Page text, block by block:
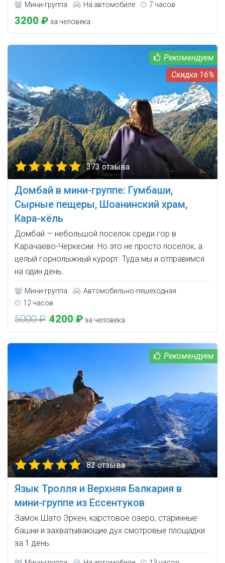
Мини-группа На автомобиле 7 часов
3200 ₽ за человека
16%
373 отзыва
Домбай в мини-группе: Гумбаши,
Сырные пещеры, Шоанинский храм,
Кара-кёль
Домбай — небольшой поселок среди гор в
Карачаево-Черкесии. Но это не просто поселок, а
целый горнолыжный курорт. Туда мы и отправимся
на один день.
Мини-группа
Автомобильно-пешеходная
12 часов
5000 ₽ 4200 ₽ за человека
82 отзыва
Язык Тролля и Верхняя Балкария в
мини-группе из Ессентуков
Замок Шато Эркен, карстовое озеро, старинные
башни и захватывающие дух смотровые площадки
за 1 день.